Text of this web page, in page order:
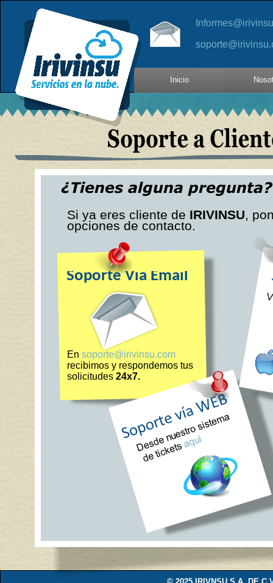
Inicio
Si ya eres cliente de IRIVINSU,
opciones de contacto.
Soporte Via Email
En soporte@irivinsu.com
recibimos y respondemos tus
solicitudes 24x7.